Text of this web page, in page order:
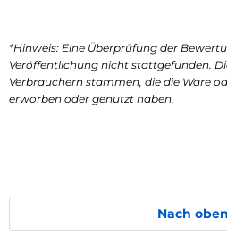
*Hinweis: Eine Überprüfung der
Veröffentlichung nicht stattgefunden.
Verbrauchern stammen, die die Ware
erworben oder genutzt haben.
Nach oben